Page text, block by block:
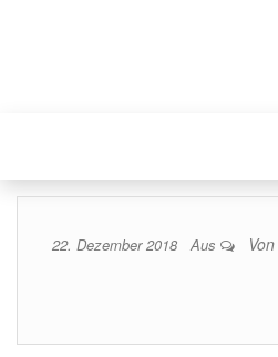
22. Dezember 2018 Aus Von